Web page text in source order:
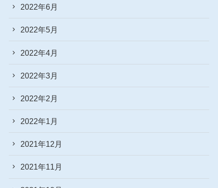
2022年6月
2022年5月
2022年4月
2022年3月
2022年2月
2022年1月
2021年12月
2021年11月